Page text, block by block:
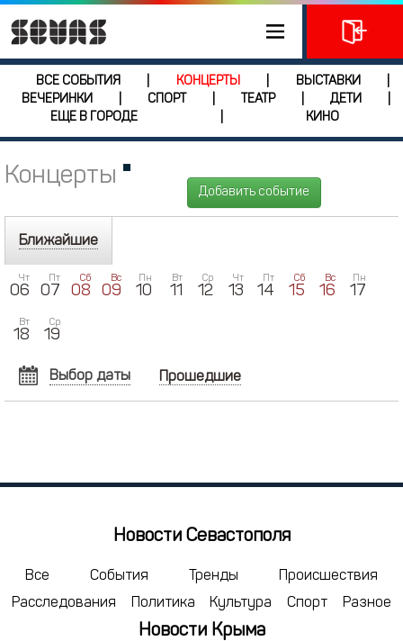
ВСЕ СОБЫТИЯ КОНЦЕРТЫ ВЫСТАВКИ
ВЕЧЕРИНКИ
СПОРТ ТЕАТР ДЕТИ
ЕЩЕ В ГОРОДЕ
КИНО
Концерты
Добавить событие
Ближайшие
Чт
06
Пт
07
Сб
08
Вс
09
Пн
10
Вт
11
Ср
12
Чт
13
Пт
14
Сб
15
Вс
16
Пн
17
Вт
18
Ср
19
Выбор даты
АВГУСТ 2026
3 4 5 6 7 8 9
19 20 21
24 25 26 27 29 30
31 1 2 4 5 6
Прошедшие
Новости Севастополя
Все События Тренды
Происшествия
Расследования
Политика Культура Спорт Разное
Новости Крыма